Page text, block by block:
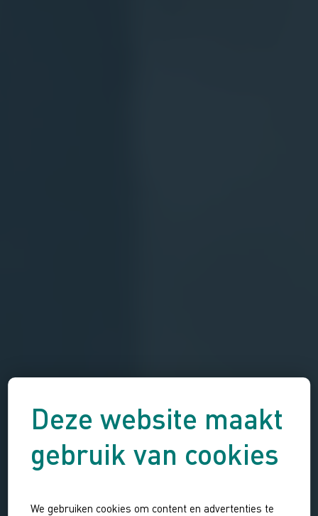
Deze website maakt
gebruik van cookies
We gebruiken cookies om content en advertenties te